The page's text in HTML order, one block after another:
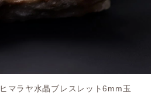
マラヤ水晶ブレスレット6mm玉